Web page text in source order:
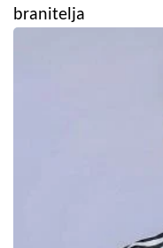
branitelja